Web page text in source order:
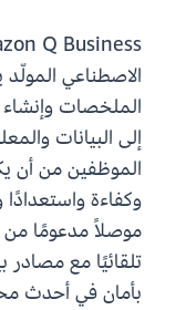
الاصطناعي المولّد
الملخصات وإنشاء
إلى البيانات
الموظفين من أن
تلقائيًا مع مصادر
بأمان في أحدث